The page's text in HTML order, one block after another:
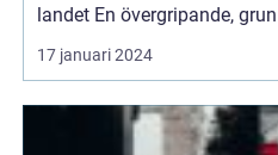
landet En övergripande,
17 januari 2024